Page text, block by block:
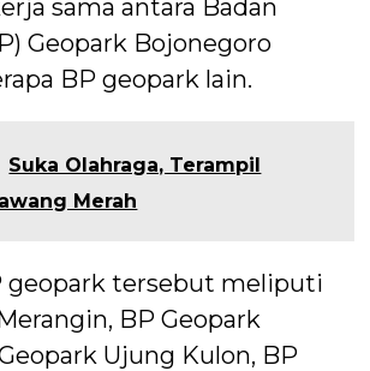
sama antara Badan
Geopark Bojonegoro
BP geopark lain.
Suka Olahraga, Terampil
Merah
geopark tersebut meliputi
BP Geopark
Ujung Kulon, BP